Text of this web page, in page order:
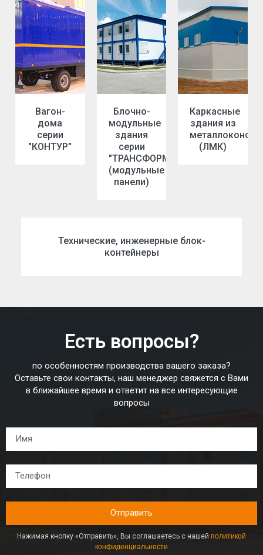
Вагон-
дома
серии
"КОНТУР"
Блочно-
модульные
здания
серии
"ТРАНСФОРМЕР"
(модульные
панели)
Каркасные
здания из
(ЛМК)
Технические, инженерные блок-
контейнеры
Есть вопросы?
по особенностям производства вашего заказа?
Оставьте свои контакты, наш менеджер свяжется с Вами
в ближайшее время и ответит на все интересующие
вопросы
Отправить
Нажимая кнопку «Отправить», Вы соглашаетесь с нашей политикой
конфиденциальности